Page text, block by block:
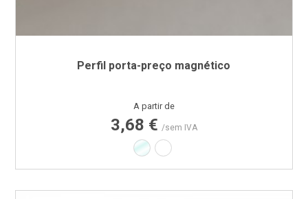
Perfil porta-preço magnético
Preço
A partir de
3,68 € /sem IVA
Transparente
Branco